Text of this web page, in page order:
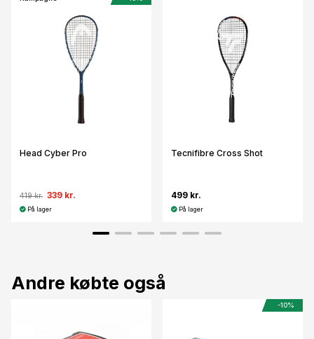
Head Cyber Pro
419 kr. 339 kr.
På lager
Tecnifibre Cross Shot
499 kr.
På lager
Andre købte også
-10%